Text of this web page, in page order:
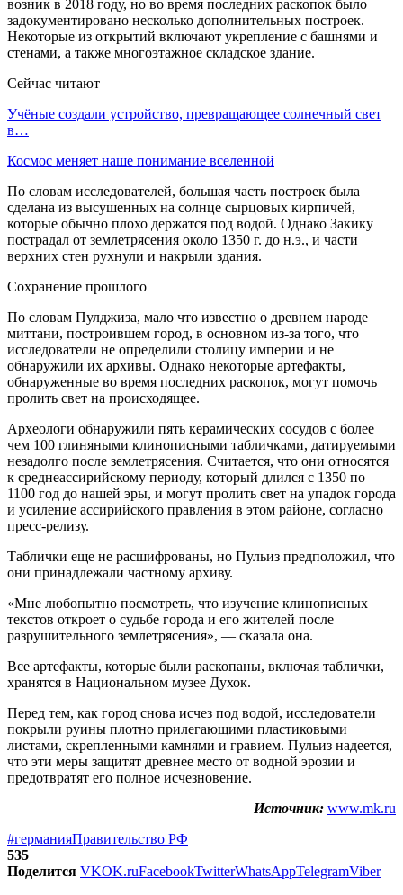
возник в 2018 году, но во время последних раскопок было
задокументировано несколько дополнительных построек.
Некоторые из открытий включают укрепление с башнями и
стенами, а также многоэтажное складское здание.
Сейчас читают
Учёные создали устройство, превращающее солнечный свет
в…
Космос меняет наше понимание вселенной
По словам исследователей, большая часть построек была
сделана из высушенных на солнце сырцовых кирпичей,
которые обычно плохо держатся под водой. Однако Закику
пострадал от землетрясения около 1350 г. до н.э., и части
верхних стен рухнули и накрыли здания.
Сохранение прошлого
По словам Пулджиза, мало что известно о древнем народе
миттани, построившем город, в основном из-за того, что
исследователи не определили столицу империи и не
обнаружили их архивы. Однако некоторые артефакты,
обнаруженные во время последних раскопок, могут помочь
пролить свет на происходящее.
Археологи обнаружили пять керамических сосудов с более
чем 100 глиняными клинописными табличками, датируемыми
незадолго после землетрясения. Считается, что они относятся
к среднеассирийскому периоду, который длился с 1350 по
1100 год до нашей эры, и могут пролить свет на упадок города
и усиление ассирийского правления в этом районе, согласно
пресс-релизу.
Таблички еще не расшифрованы, но Пульиз предположил, что
они принадлежали частному архиву.
«Мне любопытно посмотреть, что изучение клинописных
текстов откроет о судьбе города и его жителей после
разрушительного землетрясения», — сказала она.
Все артефакты, которые были раскопаны, включая таблички,
хранятся в Национальном музее Духок.
Перед тем, как город снова исчез под водой, исследователи
покрыли руины плотно прилегающими пластиковыми
листами, скрепленными камнями и гравием. Пульиз надеется,
что эти меры защитят древнее место от водной эрозии и
предотвратят его полное исчезновение.
Источник: www.mk.ru
#германияПравительство РФ
535
Поделится VKOK.ruFacebookTwitterWhatsAppTelegramViber